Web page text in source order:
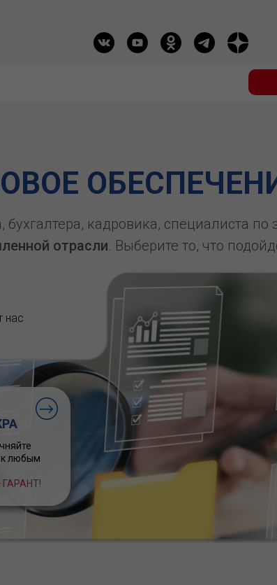
бухгалтера, кадровика, специалиста по
отрасли. Выберите то, что
нас
к любым
ГАРАНТ!